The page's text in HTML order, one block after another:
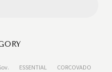
ESSENTIAL
CORCOVADO